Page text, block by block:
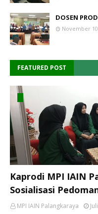
DOSEN
November
FEATURED POST
Kaprodi MPI IAIN
Sosialisasi
MPI IAIN Palangkaraya